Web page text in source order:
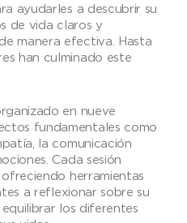
ayudarles a descubrir su
de vida claros y
manera efectiva. Hasta
han culminado este
en nueve
fundamentales como
la comunicación
Cada sesión
herramientas
a reflexionar sobre su
los diferentes